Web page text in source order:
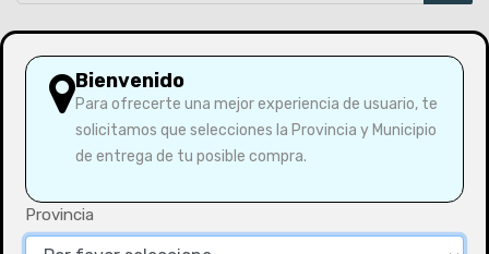
Por favor seleccione
Espaguetis 500g
Bienvenido
Para ofrecerte una mejor experiencia de usuario, te
solicitamos que selecciones la Provincia y Municipio
de entrega de tu posible compra.
Provincia